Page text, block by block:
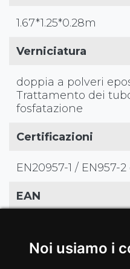
Noi usiamo i
1.67*1.25*0.28m
Verniciatura
doppia a polveri
Trattamento dei
fosfatazione
Certificazioni
EN20957-1 / EN957-2
EAN